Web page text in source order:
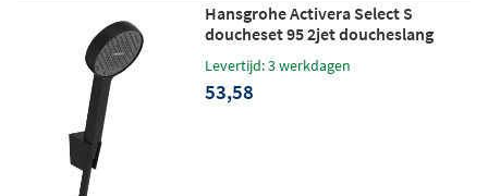
Hansgrohe Activera Select S
doucheset 95 2jet doucheslang
Levertijd: 3 werkdagen
53,58